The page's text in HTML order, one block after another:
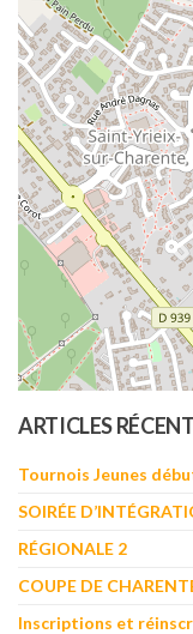
ARTICLES
Tournois Jeunes
SOIRÉE
RÉGIONALE 2
COUPE DE
Inscriptions et